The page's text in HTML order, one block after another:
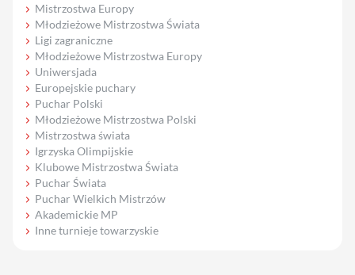
Mistrzostwa Europy
Młodzieżowe Mistrzostwa Świata
Ligi zagraniczne
Młodzieżowe Mistrzostwa Europy
Uniwersjada
Europejskie puchary
Puchar Polski
Młodzieżowe Mistrzostwa Polski
Mistrzostwa świata
Igrzyska Olimpijskie
Klubowe Mistrzostwa Świata
Puchar Świata
Puchar Wielkich Mistrzów
Akademickie MP
Inne turnieje towarzyskie